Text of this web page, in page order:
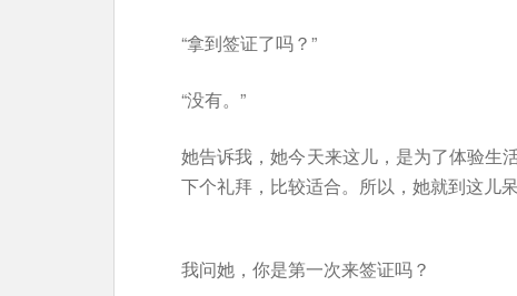
“拿到签证了吗？”
“没有。”
她告诉我，她今天来这儿，是为了体验生
下个礼拜，比较适合。所以，她就到这儿
我问她，你是第一次来签证吗？